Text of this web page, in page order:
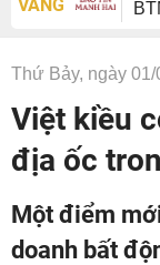
VÀNG
Thứ Bảy, ngày 01/
Việt kiều
địa ốc
Một điểm
doanh bất